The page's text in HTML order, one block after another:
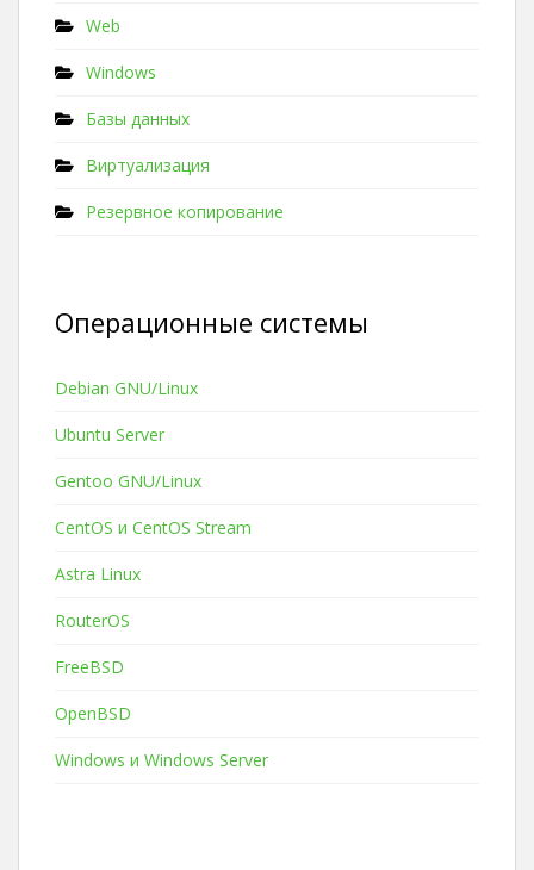
Web
Windows
Базы данных
Виртуализация
Резервное копирование
Операционные системы
Debian GNU/Linux
Ubuntu Server
Gentoo GNU/Linux
CentOS и CentOS Stream
Astra Linux
RouterOS
FreeBSD
OpenBSD
Windows и Windows Server